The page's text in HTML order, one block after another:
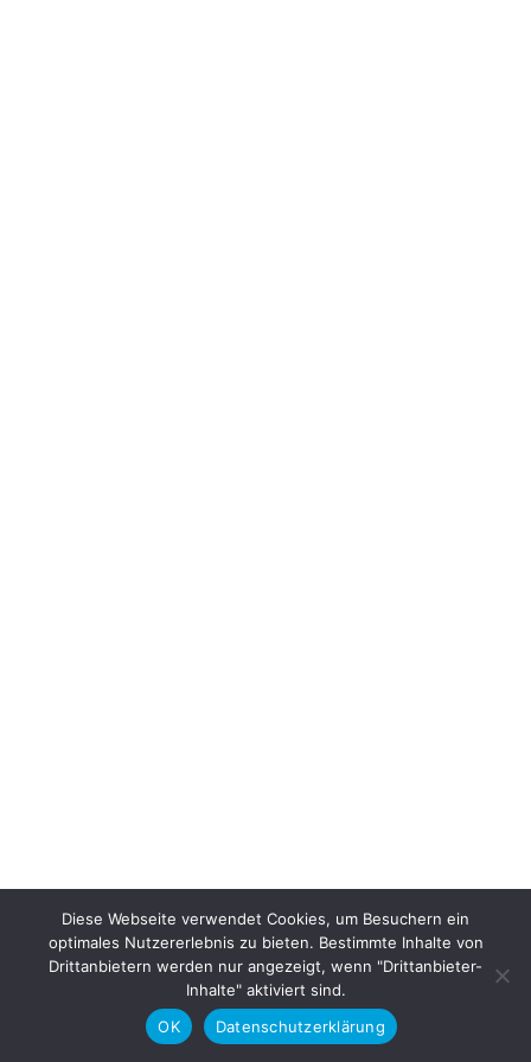
Diese Webseite verwendet Cookies, um Besuchern ein
optimales Nutzererlebnis zu bieten. Bestimmte Inhalte von
Drittanbietern werden nur angezeigt, wenn "Drittanbieter-
Inhalte" aktiviert sind.
OK
Datenschutzerklärung